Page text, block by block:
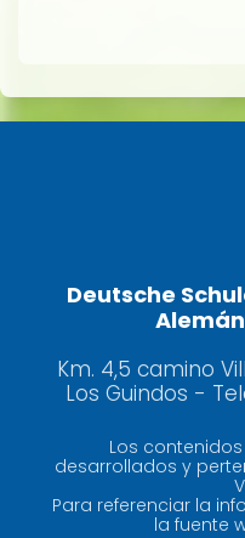
Deutsche
Km. 4,5 camino
Los Guindos -
Los
desarrollados y
Para referenciar la
la fuente